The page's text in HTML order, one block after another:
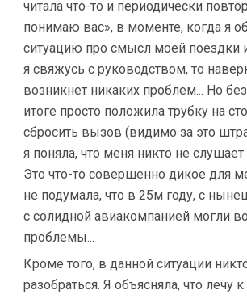
читала что-то и периодически
понимаю вас», в моменте, когда я
ситуацию про смысл моей поездки
я свяжусь с руководством, то
возникнет никаких проблем... Но
итоге просто положила трубку на
сбросить вызов (видимо за это
я поняла, что меня никто не
Это что-то совершенно дикое для
не подумала, что в 25м году, с
с солидной авиакомпанией могли
проблемы...
Кроме того, в данной ситуации
разобраться. Я объясняла, что лечу